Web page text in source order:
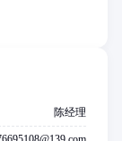
陈经理